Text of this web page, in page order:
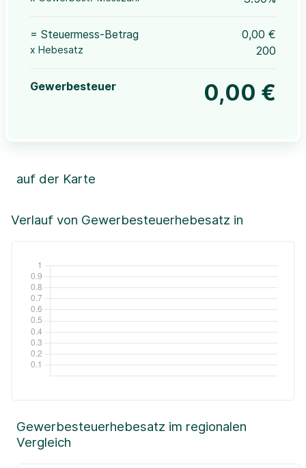
= Steuermess-Betrag 0,00 €
x Hebesatz 200
Gewerbesteuer 0,00 €
Verlauf von Gewerbesteuerhebesatz in
auf der Karte
+
Leaflet|©OpenStreetMap, ©CartoDB,
Gewerbesteuerhebesatz im regionalen
Vergleich